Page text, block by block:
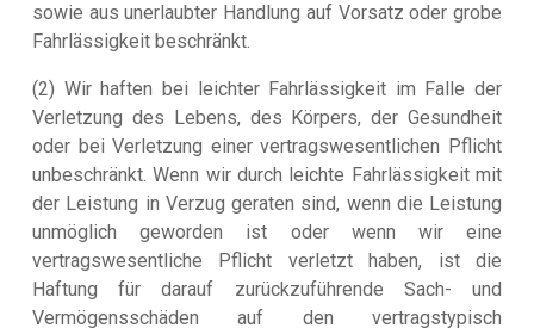
sowie aus unerlaubter Handlung auf Vorsatz oder grobe
Fahrlässigkeit beschränkt.
(2) Wir haften bei leichter Fahrlässigkeit im Falle der
Verletzung des Lebens, des Körpers, der Gesundheit
oder bei Verletzung einer vertragswesentlichen Pflicht
unbeschränkt. Wenn wir durch leichte Fahrlässigkeit mit
der Leistung in Verzug geraten sind, wenn die Leistung
unmöglich geworden ist oder wenn wir eine
vertragswesentliche Pflicht verletzt haben, ist die
Haftung für darauf zurückzuführende Sach- und
Vermögensschäden auf den vertragstypisch